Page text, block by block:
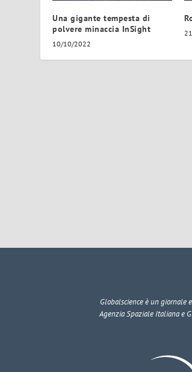
Una gigante tempesta di
polvere minaccia InSight
10/10/2022
Globalscienceè un giornale
Agenzia Spaziale Italiana e